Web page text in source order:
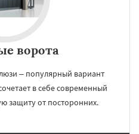
ворота
– популярный вариант
в себе современный
защиту от посторонних.